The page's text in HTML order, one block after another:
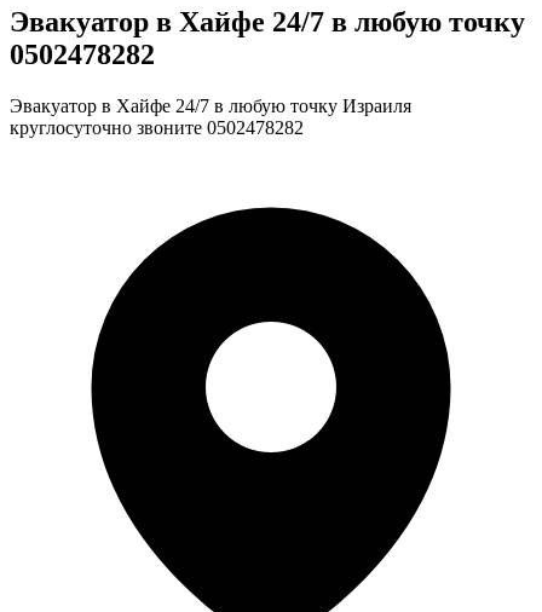
Эвакуатор в Хайфе 24/7 в любую точку
0502478282
Эвакуатор в Хайфе 24/7 в любую точку Израиля
круглосуточно звоните 0502478282